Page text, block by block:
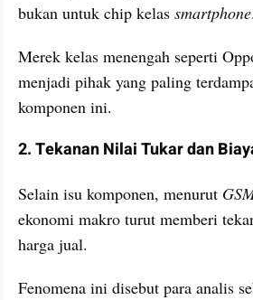
bukan untuk chip kelas smartphone.
Merek kelas menengah seperti
menjadi pihak yang paling
komponen ini.
2. Tekanan Nilai Tukar dan
Selain isu komponen, menurut
ekonomi makro turut memberi
harga jual.
Fenomena ini disebut para analis